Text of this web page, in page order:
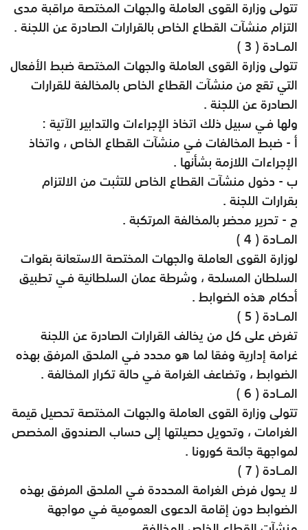
تتولى وزارة القوى العاملة والجهات المختصة مراقبة مدى
التزام منشآت القطاع الخاص بالقرارات الصادرة عن اللجنة .
المــادة ( 3 )
تتولى وزارة القوى العاملة والجهات المختصة ضبط الأفعال
التي تقع من منشآت القطاع الخاص بالمخالفة للقرارات
الصادرة عن اللجنة .
ولها فـي سبيل ذلك اتخاذ الإجراءات والتدابير الآتية :
أ - ضبط المخالفات فـي منشآت القطاع الخاص ، واتخاذ
الإجراءات اللازمة بشأنها .
ب - دخول منشآت القطاع الخاص للتثبت من الالتزام
بقرارات اللجنة .
ج - تحرير محضر بالمخالفة المرتكبة .
المــادة ( 4 )
لوزارة القوى العاملة والجهات المختصة الاستعانة بقوات
السلطان المسلحة ، وشرطة عمان السلطانية فـي تطبيق
أحكام هذه الضوابط .
المــادة ( 5 )
تفرض على كل من يخالف القرارات الصادرة عن اللجنة
غرامة إدارية وفقا لما هو محدد فـي الملحق المرفق بهذه
الضوابط ، وتضاعف الغرامة فـي حالة تكرار المخالفة .
المــادة ( 6 )
تتولى وزارة القوى العاملة والجهات المختصة تحصيل قيمة
الغرامات ، وتحويل حصيلتها إلى حساب الصندوق المخصص
لمواجهة جائحة كورونا .
المــادة ( 7 )
لا يحول فرض الغرامة المحددة فـي الملحق المرفق بهذه
الضوابط دون إقامة الدعوى العمومية فـي مواجهة